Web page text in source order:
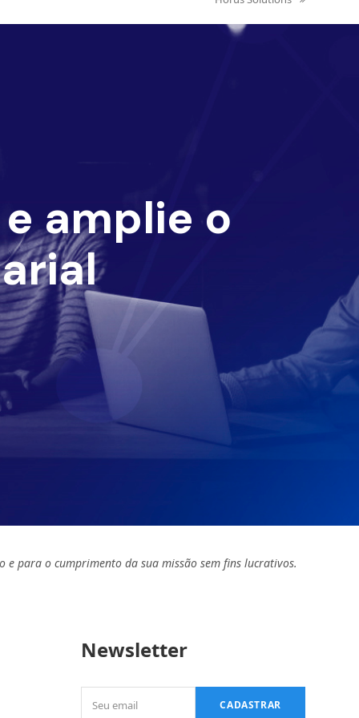
amplie o
para o cumprimento da sua missão sem fins lucrativos.
Newsletter
email
CADASTRAR